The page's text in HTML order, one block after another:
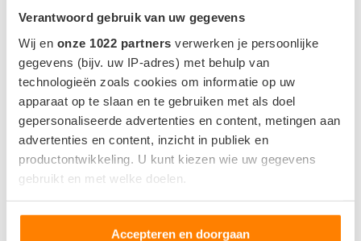
Verantwoord gebruik van uw gegevens
Wij en onze 1022 partners verwerken je persoonlijke
gegevens (bijv. uw IP-adres) met behulp van
technologieën zoals cookies om informatie op uw
apparaat op te slaan en te gebruiken met als doel
gepersonaliseerde advertenties en content, metingen aan
advertenties en content, inzicht in publiek en
productontwikkeling. U kunt kiezen wie uw gegevens
gebruikt en met welke doelen.
Als u het toestaat, willen we ook graag:
Accepteren en doorgaan
GERELATEERDE BERICHTEN